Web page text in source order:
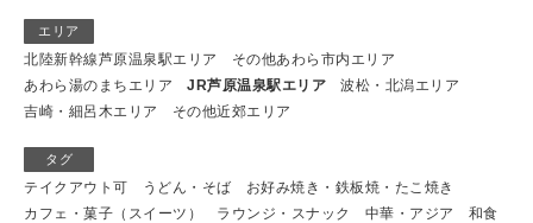
エリア
北陸新幹線芦原温泉駅エリア
その他あわら市内エリア
あわら湯のまちエリア
JR芦原温泉駅エリア
波松・北潟エリア
吉崎・細呂木エリア
その他近郊エリア
タグ
テイクアウト可 うどん・そば
お好み焼き・鉄板焼・たこ焼き
カフェ・菓子（スイーツ）
ラウンジ・スナック 中華・アジア
和食